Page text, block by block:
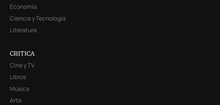
Economía
Ciencia y Tecnología
Literatura
CRITICA
Cine y TV
Libros
Música
Arte